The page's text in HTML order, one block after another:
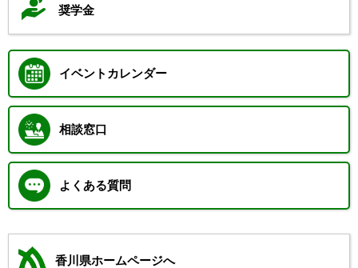
奨学金
イベントカレンダー
相談窓口
よくある質問
香川県ホームページへ